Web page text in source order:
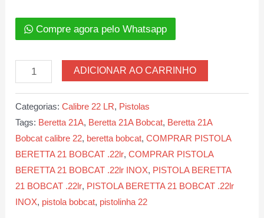
Compre agora pelo Whatsapp
PISTOLA
BERETTA
BOBCAT
Calibre
ADICIONAR AO CARRINHO
Categorias:Calibre 22 LR, Pistolas
Tags: Beretta 21A, Beretta 21A Bobcat, Beretta 21A
Bobcat calibre 22, beretta bobcat,COMPRAR PISTOLA
BERETTA 21 BOBCAT .22lr,COMPRAR PISTOLA
BERETTA 21 BOBCAT .22lr INOX, PISTOLA BERETTA
21 BOBCAT .22lr, PISTOLA BERETTA 21 BOBCAT .22lr
INOX, pistola bobcat, pistolinha 22